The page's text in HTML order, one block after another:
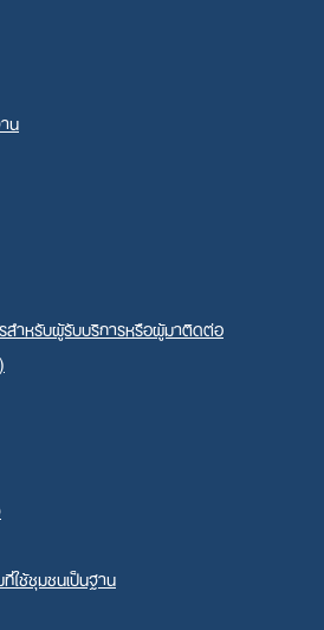
น
สำหรับผู้รับบริการหรือผู้มาติดต่อ
ช้ชุมชนเป็นฐาน